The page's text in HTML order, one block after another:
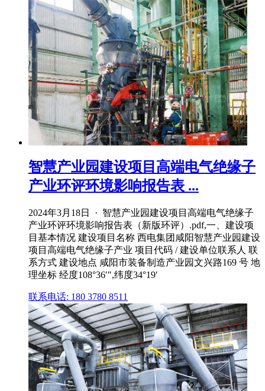
智慧产业园建设项目高端电气绝缘子
产业环评环境影响报告表 ...
2024年3月18日 · 智慧产业园建设项目高端电气绝缘子
产业环评环境影响报告表（新版环评）.pdf,一、建设项
目基本情况 建设项目名称 西电集团咸阳智慧产业园建设
项目高端电气绝缘子产业 项目代码 / 建设单位联系人 联
系方式 建设地点 咸阳市装备制造产业园文兴路169 号 地
理坐标 经度108°36′″,纬度34°19′
联系电话: 180 3780 8511